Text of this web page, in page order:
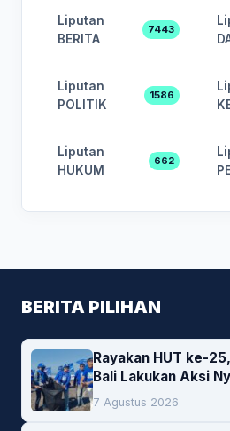
Liputan
BERITA
7443
Liputan
POLITIK
1586
Liputan
HUKUM
662
BERITA PILIHAN
Rayakan HUT ke-
Bali Lakukan Aksi
Lingkungan
7 Agustus 2026